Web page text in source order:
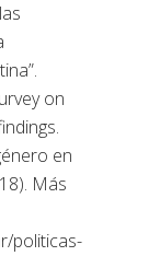
on
en
Más
politicas-